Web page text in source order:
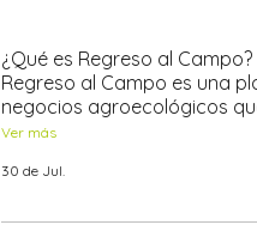
¿Qué es Regreso al Campo?
Regreso al Campo es una
negocios agroecológicos
Ver más
30 de Jul.